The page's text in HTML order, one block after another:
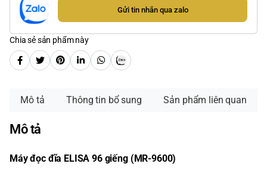
Gửi tin nhắn qua zalo
Chia sẻ sản phẩm này
Mô tả Thông tin bổ sung Sản phẩm liên quan
Mô tả
Máy đọc đĩa ELISA 96 giếng (MR-9600)